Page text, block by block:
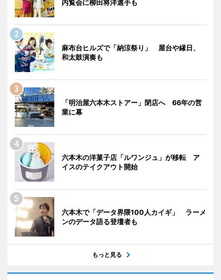
内覧会に柳田将洋選手も
麻布台ヒルズで「納涼祭り」 屋台や縁日、
和太鼓演奏も
「明治屋六本木ストアー」閉店へ 66年の営
業に幕
六本木の洋菓子店「ルワンジュ」が移転 ア
イスのテイクアウト開始
六本木で「データ界隈100人カイギ」 ラーメ
ンのデータ語る登壇者も
もっと見る